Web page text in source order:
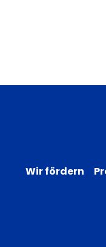
Wir fördern